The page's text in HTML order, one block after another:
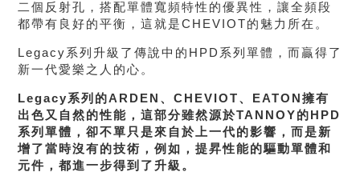
二個反射孔，搭配單體寬頻特性的優異性，讓全頻段
都帶有良好的平衡，這就是CHEVIOT的魅力所在。
Legacy系列升級了傳說中的HPD系列單體，而贏得了
新一代愛樂之人的心。
Legacy系列的ARDEN、CHEVIOT、EATON擁有
出色又自然的性能，這部分雖然源於TANNOY的HPD
系列單體，卻不單只是來自於上一代的影響，而是新
增了當時沒有的技術，例如，提昇性能的驅動單體和
元件，都進一步得到了升級。